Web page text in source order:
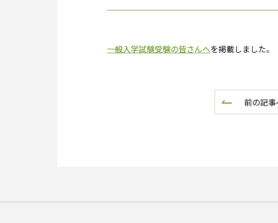
一般入学試験受験の皆さんへを掲載しました。
前の記事